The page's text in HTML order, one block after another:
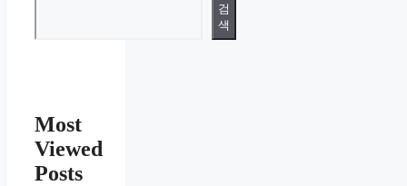
검
색
Most
Viewed
Posts